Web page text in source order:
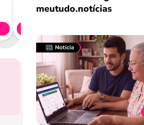
meutudo.notícias